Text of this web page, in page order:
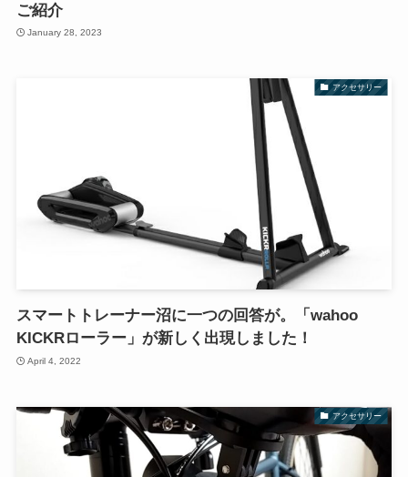
ご紹介
January 28, 2023
アクセサリー
スマートトレーナー沼に一つの回答が。「wahoo
KICKRローラー」が新しく出現しました！
April 4, 2022
アクセサリー